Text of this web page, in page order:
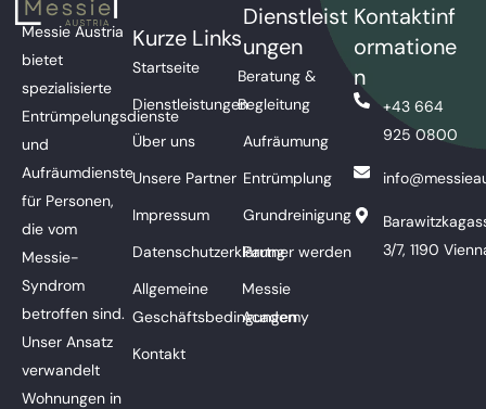
Messie Austria
bietet
spezialisierte
Entrümpelungsdienste
und
Aufräumdienste
für Personen,
die vom
Messie-
Syndrom
betroffen sind.
Unser Ansatz
verwandelt
Wohnungen in
Kurze Links
Startseite
Dienstleistungen
Über uns
Unsere Partner
Impressum
Datenschutzerklärung
Allgemeine
Geschäftsbedingungen
Kontakt
Dienstleist
ungen
Beratung &
Begleitung
Aufräumung
Entrümplung
Grundreinigung
Partner werden
Messie
Academy
Kontaktinf
ormatione
n
+43 664
925 0800
3/7, 1190